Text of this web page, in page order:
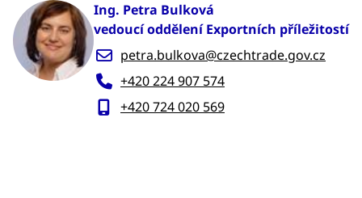
Ing. Petra Bulková
vedoucí oddělení Exportních příležitostí
petra.bulkova@czechtrade.gov.cz
+420 224 907 574
+420 724 020 569